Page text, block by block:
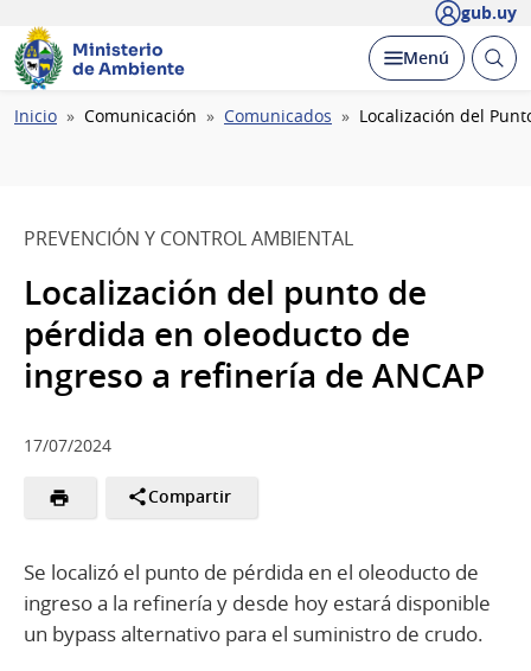
gub.uy
Ministerio
de Ambiente
Desplegar
Menú Abrir
Ruta
Inicio Comunicación Comunicados Localización del
PREVENCIÓN Y CONTROL AMBIENTAL
Localización del punto de
pérdida en oleoducto de
ingreso a refinería de ANCAP
17/07/2024
Compartir
Se localizó el punto de pérdida en el oleoducto de
ingreso a la refinería y desde hoy estará disponible
un bypass alternativo para el suministro de crudo.